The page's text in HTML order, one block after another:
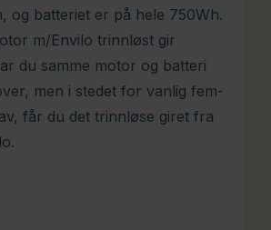
og batteriet er på hele 750Wh.
m/Envilo trinnløst gir
du samme motor og batteri
men i stedet for vanlig fem-
får du det trinnløse giret fra